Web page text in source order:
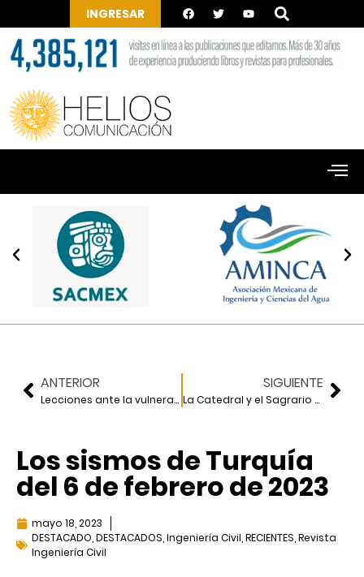
INGRESAR
ANTERIOR
Lecciones ante la vulnerabilidad de sismos corticales en México
SIGUIENTE
La Catedral y el Sagrario metropolitanos de la Ciudad de México
Los sismos de Turquía
del 6 de febrero de 2023
mayo 18, 2023
DESTACADO DESTACADOS Ingeniería Civil RECIENTES Revista
Ingeniería Civil